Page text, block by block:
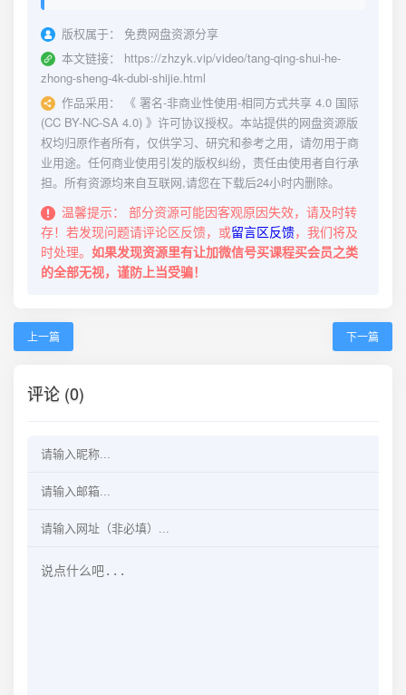
版权属于：
免费网盘资源分享
本文链接：
https://zhzyk.vip/video/tang-qing-shui-he-
zhong-sheng-4k-dubi-shijie.html
作品采用：
《 署名-非商业性使用-相同方式共享 4.0 国际
(CC BY-NC-SA 4.0) 》许可协议授权。本站提供的网盘资源版
权均归原作者所有，仅供学习、研究和参考之用，请勿用于商
业用途。任何商业使用引发的版权纠纷，责任由使用者自行承
担。所有资源均来自互联网,请您在下载后24小时内删除。
温馨提示：
部分资源可能因客观原因失效，请及时转
存！若发现问题请评论区反馈，或留言区反馈，我们将及
时处理。 如果发现资源里有让加微信号买课程买会员之类
的全部无视，谨防上当受骗！
上一篇 下一篇
评论 (0)